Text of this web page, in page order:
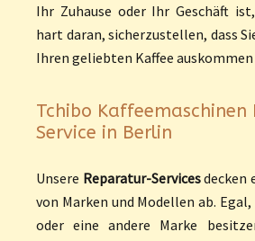
Ihr Zuhause oder Ihr Geschäft
hart daran, sicherzustellen, dass
Ihren geliebten Kaffee auskommen
Tchibo Kaffeemaschinen
Service in Berlin
Unsere Reparatur-Servicesdecken
von Marken und Modellen ab. Egal,
oder eine andere Marke